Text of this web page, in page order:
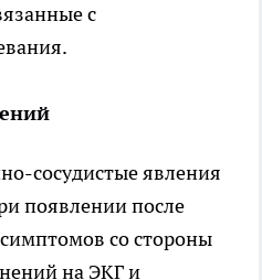
с
сосудистые явления
появлении после
со стороны
на ЭКГ и